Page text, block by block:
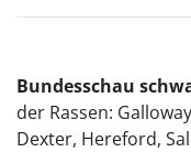
Bundesschau
der Rassen:
Dexter, Hereford,